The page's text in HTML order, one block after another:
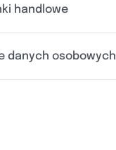
handlowe
danych osobowych